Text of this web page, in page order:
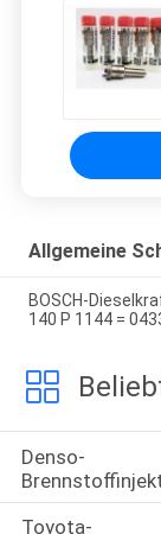
Allgemeine
BOSCH-
140 P 1144 =
Denso-
Toyota-